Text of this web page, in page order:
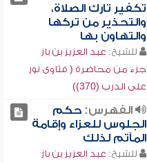
تكفير تارك الصلاة،
والتحذير من تركها
والتهاون بها
للشيخ: عبد العزيز بن باز
جزء من محاضرة ( فتاوى نور
على الدرب (370))
الفهرس:حكم
الجلوس للعزاء وإقامة
المآتم لذلك
للشيخ: عبد العزيز بن باز